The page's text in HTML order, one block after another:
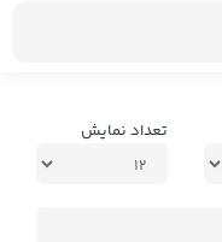
تعداد نمایش